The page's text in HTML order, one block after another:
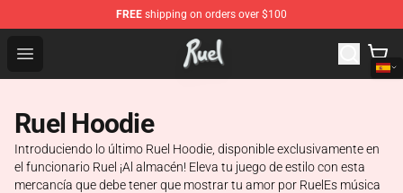
FREE shipping on orders over $100
Open menu
Ruel Store - Official Ruel Merchandise Shop
Ruel Hoodie
Introduciendo lo último Ruel Hoodie, disponible exclusivamente en
el funcionario Ruel ¡Al almacén! Eleva tu juego de estilo con esta
mercancía que debe tener que mostrar tu amor por RuelEs música